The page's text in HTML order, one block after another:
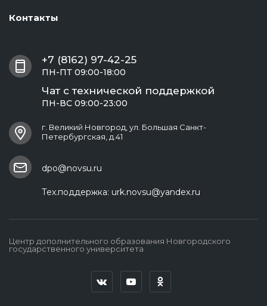
Контакты
+7 (8162) 97-42-25
ПН-ПТ 09:00-18:00
Чат с технической поддержкой
ПН-ВС 09:00-23:00
г. Великий Новгород, ул. Большая Санкт-
Петербургская, д.41
dpo@novsu.ru
Тех.поддержка: urk.novsu@yandex.ru
Центр дополнительного образования Новгородского
государственного университета